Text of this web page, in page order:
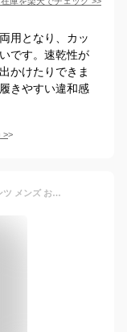
用となり、カッ
です。速乾性が
かけたりできま
きやすい違和感
>
ディーゼル DIESEL 水着 短パン サーフパンツ メンズ おしゃれ 水陸両用 ボードショーツ 海 大きいサイズ ロゴ ブランド 男性 プレゼント プチギフト 誕生日プレゼント 彼氏 父 ギフト 海パン 父の日 誕生日